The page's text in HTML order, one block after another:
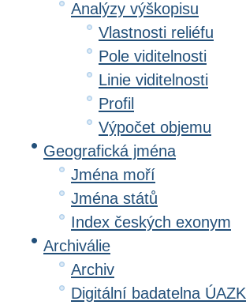
Analýzy výškopisu
Vlastnosti reliéfu
Pole viditelnosti
Linie viditelnosti
Profil
Výpočet objemu
Geografická jména
Jména moří
Jména států
Index českých exonym
Archiválie
Archiv
Digitální badatelna ÚAZK